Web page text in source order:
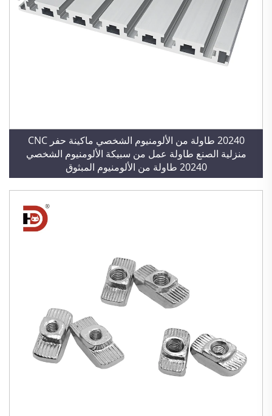
20240 طاولة من الألومنيوم الشخصي ماكينة حفر CNC
منزلية الصنع طاولة عمل من سبيكة الألومنيوم الشخصي
20240 طاولة من الألومنيوم المبثوق